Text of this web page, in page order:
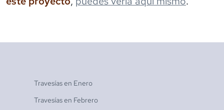
Travesías en Enero
Travesías en Febrero